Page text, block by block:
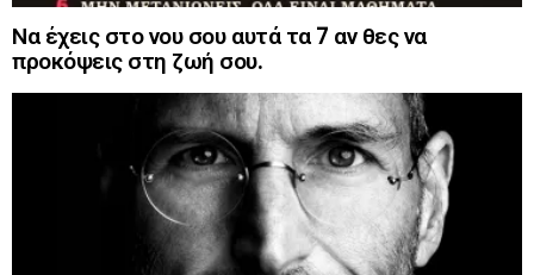
Να έχεις στο νου σου αυτά τα 7 αν θες να
προκόψεις στη ζωή σου.